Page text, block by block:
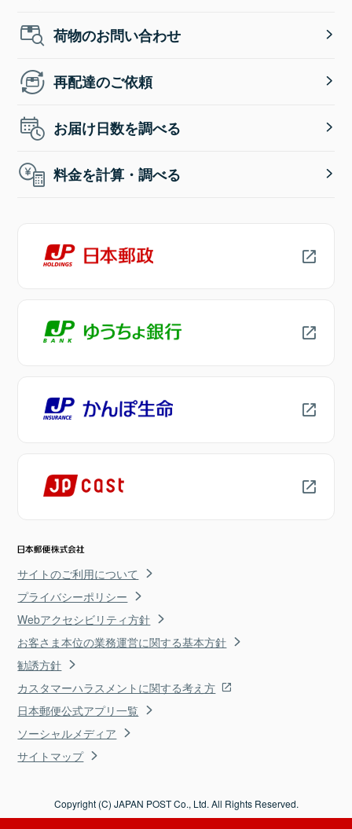
荷物のお問い合わせ
再配達のご依頼
お届け日数を調べる
料金を計算・調べる
サイトのご利用について
プライバシーポリシー
Webアクセシビリティ方針
お客さま本位の業務運営に関する基本方針
勧誘方針
カスタマーハラスメントに関する考え方
日本郵便公式アプリ一覧
ソーシャルメディア
サイトマップ
Copyright (C) JAPAN POST Co., Ltd. All Rights Reserved.